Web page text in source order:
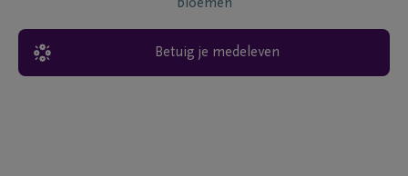
bloemen
Betuig je medeleven